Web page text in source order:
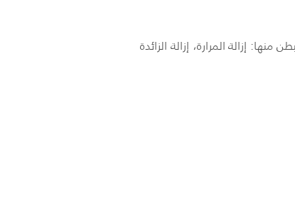
إزالة المرارة، إزالة الزائدة